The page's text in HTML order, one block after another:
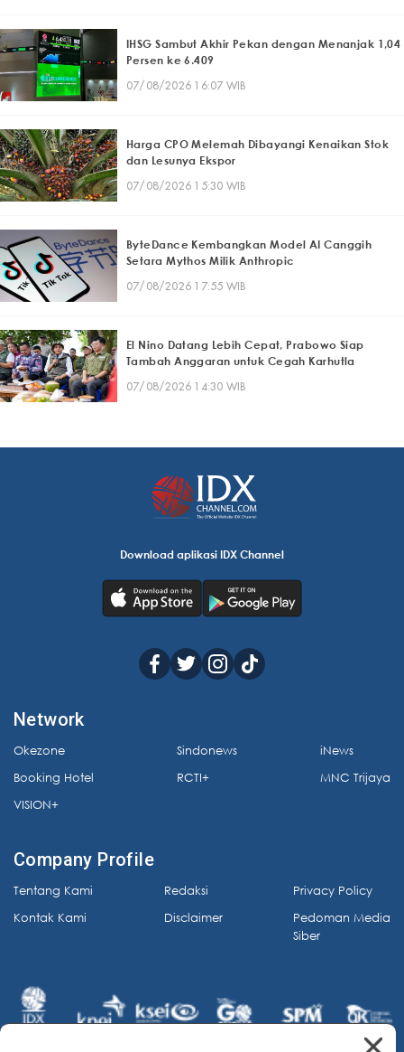
IHSG Sambut Akhir Pekan dengan Menanjak 1,04
Persen ke 6.409
07/08/2026 16:07 WIB
Harga CPO Melemah Dibayangi Kenaikan Stok
dan Lesunya Ekspor
07/08/2026 15:30 WIB
ByteDance Kembangkan Model AI Canggih
Setara Mythos Milik Anthropic
07/08/2026 17:55 WIB
El Nino Datang Lebih Cepat, Prabowo Siap
Tambah Anggaran untuk Cegah Karhutla
07/08/2026 14:30 WIB
Download aplikasi IDX Channel
Network
Okezone
Booking Hotel
VISION+
Sindonews
RCTI+
iNews
MNC Trijaya
Company Profile
Tentang Kami
Kontak Kami
Redaksi
Disclaimer
Privacy Policy
Pedoman Media
Siber